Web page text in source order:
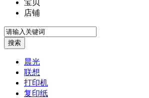
宝贝
店铺
晨光
联想
打印机
复印纸